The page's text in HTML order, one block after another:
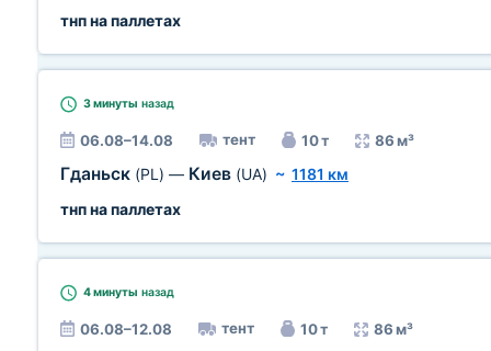
тнп на паллетах
3 минуты назад
06.08–14.08 тент 10 т 86 м³
Гданьск (PL) — Киев (UA) ~ 1181 км
тнп на паллетах
4 минуты назад
06.08–12.08 тент 10 т 86 м³